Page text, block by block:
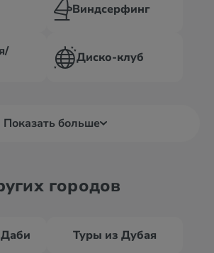
Виндсерфинг
Диско-клуб
Показать больше
городов
Туры из Дубая